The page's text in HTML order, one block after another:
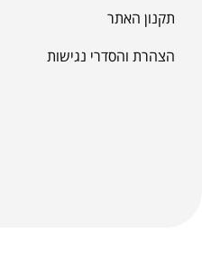
תקנון האתר
הצהרת והסדרי נגישות